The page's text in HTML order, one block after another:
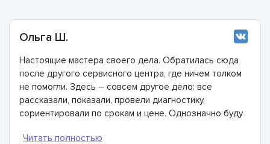
Ольга Ш.
Настоящие мастера своего дела. Обратилась сюда
после другого сервисного центра, где ничем толком
не помогли. Здесь – совсем другое дело: все
рассказали, показали, провели диагностику,
сориентировали по срокам и цене. Однозначно буду